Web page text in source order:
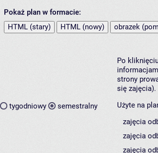
Pokaż plan w formacie:
HTML (stary)
HTML (nowy) obrazek
tygodniowy semestralny
Po
strony
się zajęcia).
Użyte na
zajęcia
zajęcia
zajęcia